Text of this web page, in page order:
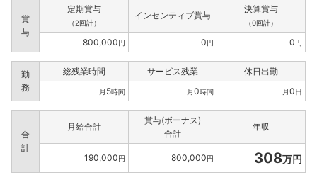
賞
与
定期賞与
（2回計）
インセンティブ賞与
決算賞与
（0回計）
800,000円 0円 0円
勤
務
総残業時間 サービス残業 休日出勤
月 5時間 月0時間 月0日
合
計
月給合計
賞与(ボーナス)
合計
年収
190,000円 800,000円 308万円